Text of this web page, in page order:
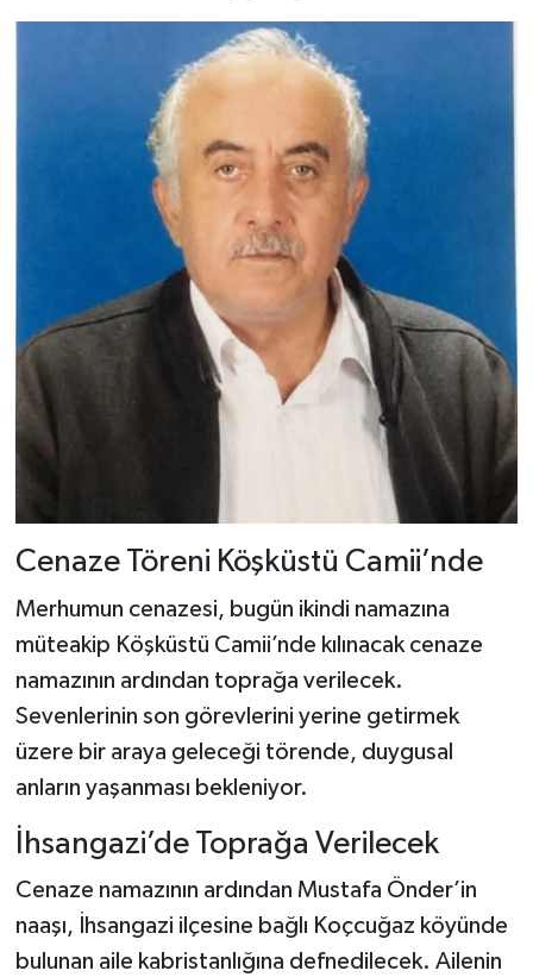
Cenaze Töreni Köşküstü Camii’nde
Merhumun cenazesi, bugün ikindi namazına
müteakip Köşküstü Camii’nde kılınacak cenaze
namazının ardından toprağa verilecek.
Sevenlerinin son görevlerini yerine getirmek
üzere bir araya geleceği törende, duygusal
anların yaşanması bekleniyor.
İhsangazi’de Toprağa Verilecek
Cenaze namazının ardından Mustafa Önder’in
naaşı, İhsangazi ilçesine bağlı Koçcuğaz köyünde
bulunan aile kabristanlığına defnedilecek. Ailenin
Dünya Haberleri
Yerel Haberler
Haber Arşivi